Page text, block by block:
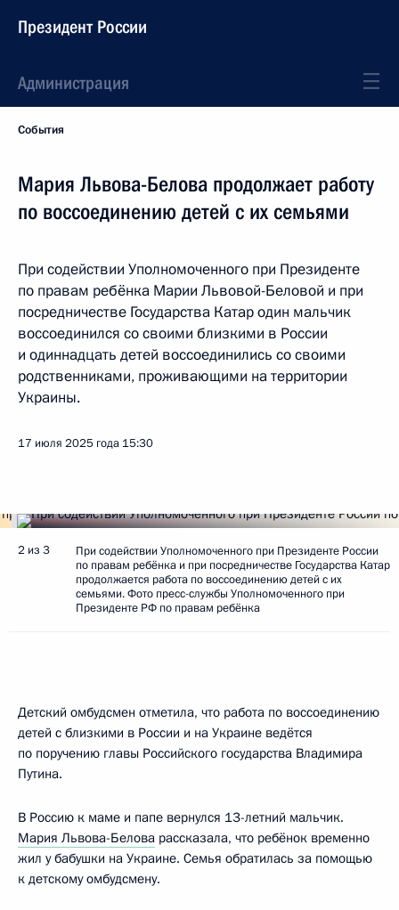
Президент России
Администрация
События
Мария Львова-Белова продолжает работу
по воссоединению детей с их семьями
При содействии Уполномоченного при Президенте
по правам ребёнка Марии Львовой-Беловой и при
посредничестве Государства Катар один мальчик
воссоединился со своими близкими в России
и одиннадцать детей воссоединились со своими
родственниками, проживающими на территории
Украины.
17 июля 2025 года 15:30
2 из 3
При содействии Уполномоченного при Президенте России
по правам ребёнка и при посредничестве Государства Катар
продолжается работа по воссоединению детей с их
семьями. Фото пресс-службы Уполномоченного при
Президенте РФ по правам ребёнка
Детский омбудсмен отметила, что работа по воссоединению
детей с близкими в России и на Украине ведётся
по поручению главы Российского государства Владимира
Путина.
В Россию к маме и папе вернулся 13-летний мальчик.
Мария Львова-Белова рассказала, что ребёнок временно
жил у бабушки на Украине. Семья обратилась за помощью
к детскому омбудсмену.